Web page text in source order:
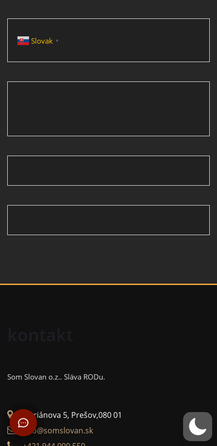
Slovak ▼
Som Slovan o.z.. Sláva RODu.
Floriánova 5, Prešov,080 01
info@somslovan.sk